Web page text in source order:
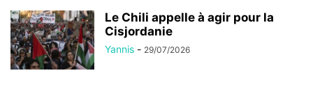
Le Chili appelle à agir pour la
Cisjordanie
Yannis - 29/07/2026